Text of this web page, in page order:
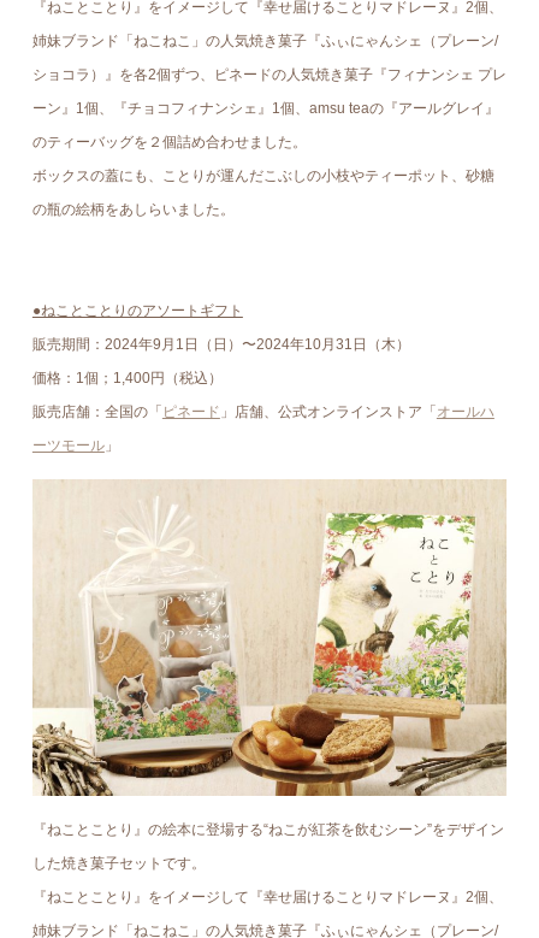
『ねことことり』をイメージして『幸せ届けることりマドレーヌ』2個、
姉妹ブランド「ねこねこ」の人気焼き菓子『ふぃにゃんシェ（プレーン/
ショコラ）』を各2個ずつ、ピネードの人気焼き菓子『フィナンシェ プレ
ーン』1個、『チョコフィナンシェ』1個、amsu teaの『アールグレイ』
のティーバッグを２個詰め合わせました。
ボックスの蓋にも、ことりが運んだこぶしの小枝やティーポット、砂糖
の瓶の絵柄をあしらいました。
●ねことことりのアソートギフト
販売期間：2024年9⽉1⽇（日）〜2024年10月31日（木）
価格：1個；1,400円（税込）
販売店舗：全国の「 ピネード 」店舗、公式オンラインストア「 オールハ
ーツモール」
『ねことことり』の絵本に登場する“ねこが紅茶を飲むシーン”をデザイン
した焼き菓子セットです。
『ねことことり』をイメージして『幸せ届けることりマドレーヌ』2個、
姉妹ブランド「ねこねこ」の人気焼き菓子『ふぃにゃんシェ（プレーン/